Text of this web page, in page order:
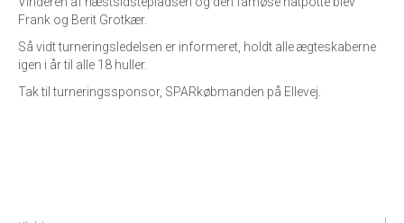
Frank og Berit Grotkær.
Så vidt turneringsledelsen er informeret, holdt alle ægteskaberne
igen i år til alle 18 huller.
Tak til turneringssponsor, SPARkøbmanden på Ellevej.